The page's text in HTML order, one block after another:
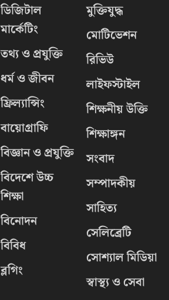
ডিজিটাল
মার্কেটিং
তথ্য ও প্রযুক্তি
ধর্ম ও জীবন
ফ্রিল্যান্সিং
বায়োগ্রাফি
বিজ্ঞান ও প্রযুক্তি
বিদেশে উচ্চ
শিক্ষা
বিনোদন
বিবিধ
ব্লগিং
মুক্তিযুদ্ধ
মোটিভেশন
রিভিউ
লাইফস্টাইল
শিক্ষনীয় উক্তি
শিক্ষাঙ্গন
সংবাদ
সম্পাদকীয়
সাহিত্য
সেলিব্রেটি
সোশ্যাল মিডিয়া
স্বাস্থ্য ও সেবা